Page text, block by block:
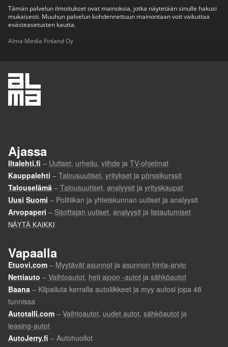
Tämän palvelun ilmoitukset ovat mainoksia, jotka näytetään sinulle hakusi
mukaisesti. Muuhun palvelun kohdennettuun mainontaan voit vaikuttaa
evästeasetusten kautta.
Alma Media Finland Oy